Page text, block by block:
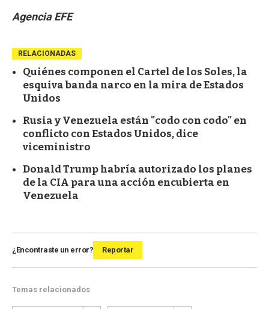
Agencia EFE
RELACIONADAS
Quiénes componen el Cartel de los Soles, la
esquiva banda narco en la mira de Estados
Unidos
Rusia y Venezuela están "codo con codo" en
conflicto con Estados Unidos, dice
viceministro
Donald Trump habría autorizado los planes
de la CIA para una acción encubierta en
Venezuela
¿Encontraste un error? Reportar
Temas relacionados